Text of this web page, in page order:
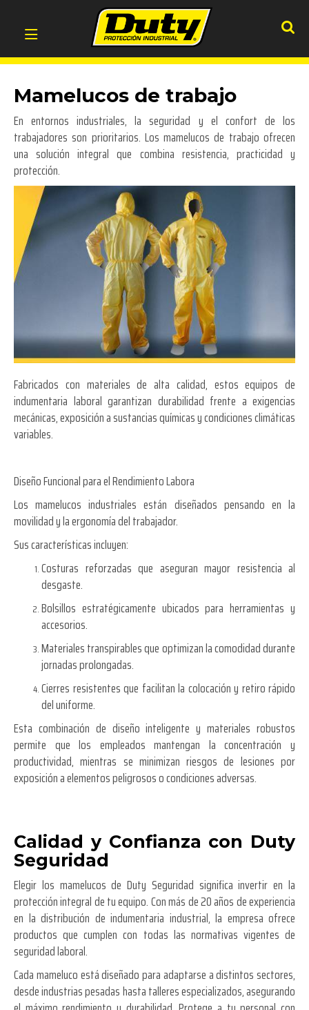
Mamelucos de trabajo
En entornos industriales, la seguridad y el confort de los
trabajadores son prioritarios. Los mamelucos de trabajo ofrecen
una solución integral que combina resistencia, practicidad y
protección.
Fabricados con materiales de alta calidad, estos equipos de
indumentaria laboral garantizan durabilidad frente a exigencias
mecánicas, exposición a sustancias químicas y condiciones climáticas
variables.
Diseño Funcional para el Rendimiento Labora
Los mamelucos industriales están diseñados pensando en la
movilidad y la ergonomía del trabajador.
Sus características incluyen:
Costuras reforzadas que aseguran mayor resistencia al
desgaste.
Bolsillos estratégicamente ubicados para herramientas y
accesorios.
Materiales transpirables que optimizan la comodidad durante
jornadas prolongadas.
Cierres resistentes que facilitan la colocación y retiro rápido
del uniforme.
Esta combinación de diseño inteligente y materiales robustos
permite que los empleados mantengan la concentración y
productividad, mientras se minimizan riesgos de lesiones por
exposición a elementos peligrosos o condiciones adversas.
Calidad y Confianza con Duty
Seguridad
Elegir los mamelucos de Duty Seguridad significa invertir en la
protección integral de tu equipo. Con más de 20 años de experiencia
en la distribución de indumentaria industrial, la empresa ofrece
productos que cumplen con todas las normativas vigentes de
seguridad laboral.
Cada mameluco está diseñado para adaptarse a distintos sectores,
desde industrias pesadas hasta talleres especializados, asegurando